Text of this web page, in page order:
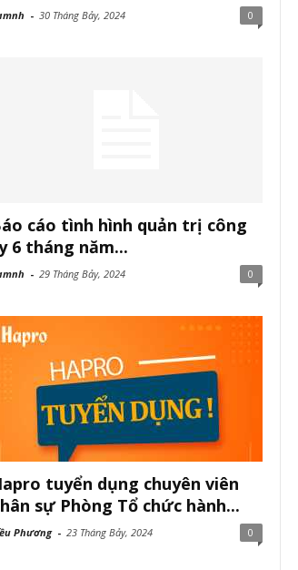
- 30 Tháng Bảy, 2024 0
cáo tình hình quản trị công
6 tháng năm...
- 29 Tháng Bảy, 2024 0
tuyển dụng chuyên viên
sự Phòng Tổ chức hành...
Phương - 23 Tháng Bảy, 2024 0